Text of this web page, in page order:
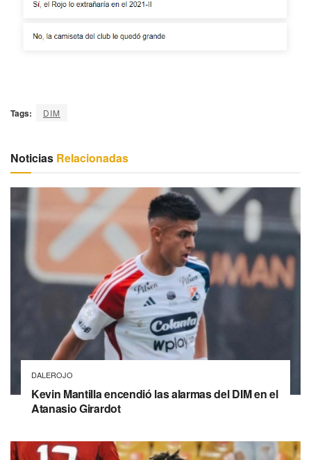
Tags: DIM
Noticias Relacionadas
DALEROJO
Kevin Mantilla encendió las alarmas del DIM en el
Atanasio Girardot